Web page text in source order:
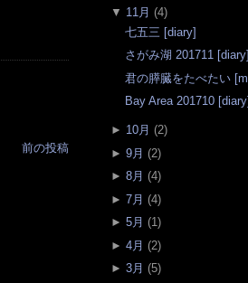
前の投稿
▼ 11月 (4)
七五三 [diary]
さがみ湖 201711 [diary]
君の膵臓をたべたい
Bay Area 201710 [diary]
► 10月 (2)
► 9月 (2)
► 8月 (4)
► 7月 (4)
► 5月 (1)
► 4月 (2)
► 3月 (5)